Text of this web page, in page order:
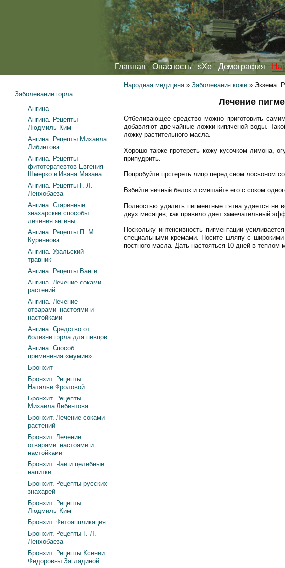
Главная Опасность sXe Демография
Народная медицина» Заболевания кожи » Экзема.
Лечение
Отбеливающее средство можно приготовить
добавляют две чайные ложки кипяченой воды.
ложку растительного масла.
Хорошо также протереть кожу кусочком лимона,
припудрить.
Попробуйте протереть лицо перед сном лосьоном
Взбейте яичный белок и смешайте его с соком
Полностью удалить пигментные пятна удается не
двух месяцев, как правило дает замечательный
Поскольку интенсивность пигментации
специальными кремами. Носите шляпу с
постного масла. Дать настояться 10 дней в теплом
Заболевание горла
Ангина
Ангина. Рецепты
Людмилы Ким
Ангина. Рецепты Михаила
Либинтова
Ангина. Рецепты
фитотерапевтов Евгения
Шмерко и Ивана Мазана
Ангина. Рецепты Г. Л.
Ленхобаева
Ангина. Старинные
знахарские способы
лечения ангины
Ангина. Рецепты П. М.
Куреннова
Ангина. Уральский
травник
Ангина. Рецепты Ванги
Ангина. Лечение соками
растений
Ангина. Лечение
отварами, настоями и
настойками
Ангина. Средство от
болезни горла для певцов
Ангина. Способ
применения «мумие»
Бронхит
Бронхит. Рецепты
Натальи Фроловой
Бронхит. Рецепты
Михаила Либинтова
Бронхит. Лечение соками
растений
Бронхит. Лечение
отварами, настоями и
настойками
Бронхит. Чаи и целебные
напитки
Бронхит. Рецепты русских
знахарей
Бронхит. Рецепты
Людмилы Ким
Бронхит. Фитоаппликация
Бронхит. Рецепты Г. Л.
Ленхобаева
Бронхит. Рецепты Ксении
Федоровны Загладиной